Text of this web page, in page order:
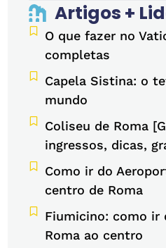
Artigos +
O que fazer no
completas
Capela Sistina: o
mundo
Coliseu de Roma
ingressos, dicas,
Como ir do
centro de Roma
Fiumicino: como ir
Roma ao centro